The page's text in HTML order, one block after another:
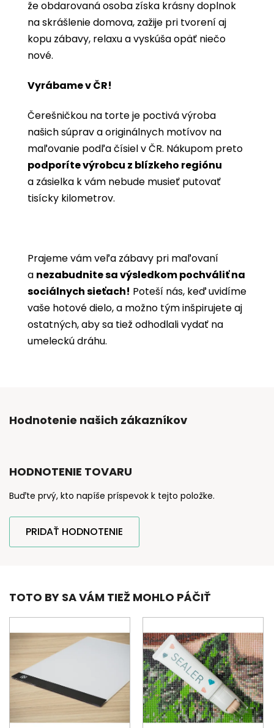
že obdarovaná osoba získa krásny doplnok
na skrášlenie domova, zažije pri tvorení aj
kopu zábavy, relaxu a vyskúša opäť niečo
nové.
Vyrábame v ČR!
Čerešničkou na torte je poctivá výroba
našich súprav a originálnych motívov na
maľovanie podľa čísiel v ČR. Nákupom preto
podporíte výrobcu z blízkeho regiónu
a zásielka k vám nebude musieť putovať
tisícky kilometrov.
Prajeme vám veľa zábavy pri maľovaní
a nezabudnite sa výsledkom pochváliť na
sociálnych sieťach! Poteší nás, keď uvidíme
vaše hotové dielo, a možno tým inšpirujete aj
ostatných, aby sa tiež odhodlali vydať na
umeleckú dráhu.
Hodnotenie našich zákazníkov
HODNOTENIE TOVARU
Buďte prvý, kto napíše príspevok k tejto položke.
PRIDAŤ HODNOTENIE
TOTO BY SA VÁM TIEŽ MOHLO PÁČIŤ